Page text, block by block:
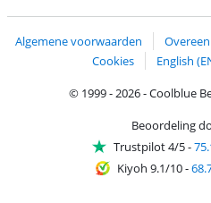
Algemene voorwaarden
Cookies
English
© 1999 - 2026 - Coolblue
Beoordeling
Trustpilot 4/5-
Kiyoh 9.1/10-